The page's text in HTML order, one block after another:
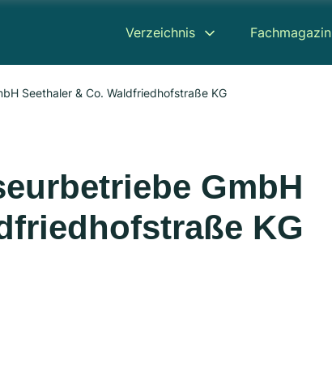
Verzeichnis Fachmagazin
Seethaler & Co. Waldfriedhofstraße KG
GmbH
KG